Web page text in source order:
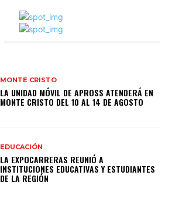
MONTE CRISTO
LA UNIDAD MÓVIL DE APROSS ATENDERÁ EN
MONTE CRISTO DEL 10 AL 14 DE AGOSTO
EDUCACIÓN
LA EXPOCARRERAS REUNIÓ A
INSTITUCIONES EDUCATIVAS Y ESTUDIANTES
DE LA REGIÓN